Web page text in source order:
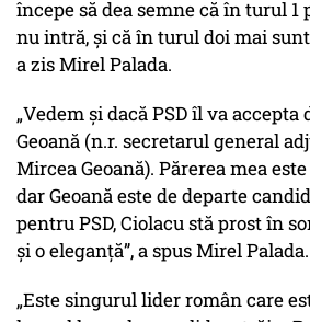
începe să dea semne că în turul 1
nu intră, și că în turul doi mai
a zis Mirel Palada.
„Vedem și dacă PSD îl va
Geoană (n.r. secretarul general
Mircea Geoană). Părerea mea
dar Geoană este de departe
pentru PSD, Ciolacu stă prost în
și o eleganță”, a spus Mirel Palada.
„Este singurul lider român care